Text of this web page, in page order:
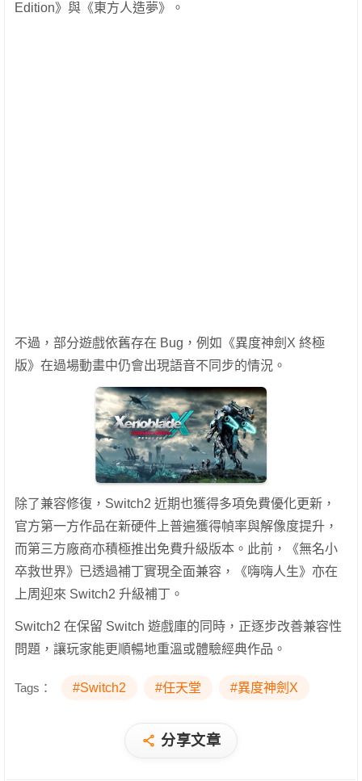
Edition》與《東方人造夢》。
不過，部分遊戲依舊存在 Bug，例如《異度神劍X 終極
版》在過場動畫中仍會出現語音不同步的情況。
除了兼容修復，Switch2 近期也獲得多項免費優化更新，
官方第一方作品在新硬件上普遍獲得幀率與解像度提升，
而第三方廠商亦積極推出免費升級版本。此前，《無名小
卒救世界》已透過補丁實現全面兼容，《嗨嗨人生》亦在
上周迎來 Switch2 升級補丁。
Switch2 在保留 Switch 遊戲庫的同時，正逐步改善兼容性
問題，讓玩家能更順暢地重溫或體驗經典作品。
Tags： #Switch2 #任天堂 #異度神劍X
分享文章